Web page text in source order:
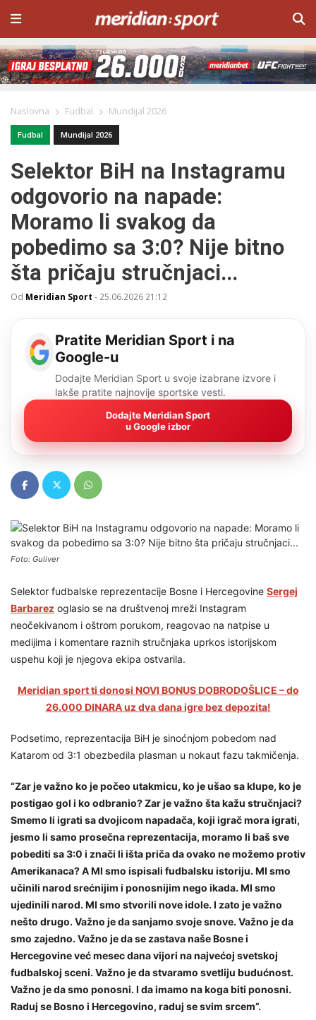
Naslovna Fudbal Mundijal 2026
Fudbal Mundijal 2026
Selektor BiH na Instagramu
odgovorio na napade:
Moramo li svakog da
pobedimo sa 3:0? Nije bitno
šta pričaju stručnjaci...
Od Meridian Sport - 25.06.2026 21:12
Pratite Meridian Sport i na
Google-u
Dodajte Meridian Sport u svoje izabrane izvore i
lakše pratite najnovije sportske vesti.
Dodajte Meridian Sport
u Google izbor
Foto: Guliver
Selektor fudbalske reprezentacije Bosne i Hercegovine Sergej
Barbarez oglasio se na društvenoj mreži Instagram
neočekivanom i oštrom porukom, reagovao na natpise u
medijima i komentare raznih stručnjaka uprkos istorijskom
uspehu koji je njegova ekipa ostvarila.
Meridian sport ti donosi NOVI BONUS DOBRODOŠLICE – do
26.000 DINARA uz dva dana igre bez depozita!
Podsetimo, reprezentacija BiH je sinoćnjom pobedom nad
Katarom od 3:1 obezbedila plasman u nokaut fazu takmičenja.
“Zar je važno ko je počeo utakmicu, ko je ušao sa klupe, ko je
postigao gol i ko odbranio? Zar je važno šta kažu stručnjaci?
Smemo li igrati sa dvojicom napadača, koji igrač mora igrati,
jesmo li samo prosečna reprezentacija, moramo li baš sve
pobediti sa 3:0 i znači li išta priča da ovako ne možemo protiv
Amerikanaca? A MI smo ispisali fudbalsku istoriju. MI smo
učinili narod srećnijim i ponosnijim nego ikada. MI smo
ujedinili narod. MI smo stvorili nove idole. I zato je važno
nešto drugo. Važno je da sanjamo svoje snove. Važno je da
smo zajedno. Važno je da se zastava naše Bosne i
Hercegovine već mesec dana vijori na najvećoj svetskoj
fudbalskoj sceni. Važno je da stvaramo svetliju budućnost.
Važno je da smo ponosni. I da imamo na koga biti ponosni.
Raduj se Bosno i Hercegovino, raduj se svim srcem”.